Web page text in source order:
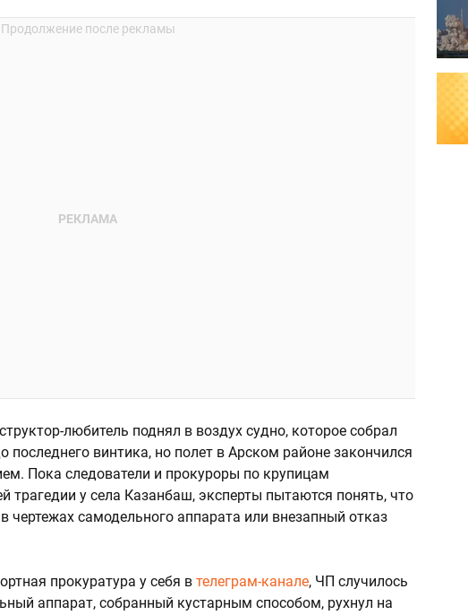
любитель поднял в воздух судно, которое собрал
последнего винтика, но полет в Арском районе закончился
Пока следователи и прокуроры по крупицам
трагедии у села Казанбаш, эксперты пытаются понять, что
самодельного аппарата или внезапный отказ
прокуратура у себя в телеграм-канале, ЧП случилось
аппарат, собранный кустарным способом, рухнул на